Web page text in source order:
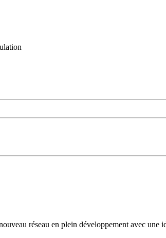
réseau en plein développement avec une